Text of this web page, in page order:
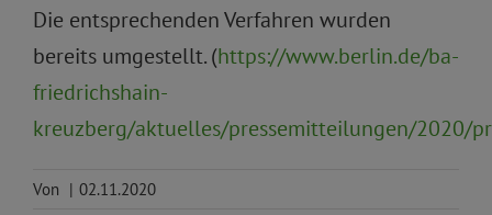
Die entsprechenden Verfahren wurden
bereits umgestellt. (https://www.berlin.de/ba-
friedrichshain-
kreuzberg/aktuelles/pressemitteilungen/2020/
Von | 02.11.2020